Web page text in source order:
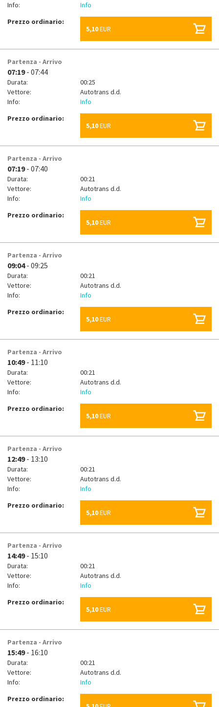
Info:
Info
Prezzo ordinario:
5,10EUR
Partenza - Arrivo
07:19- 07:44
Durata:
00:25
Vettore:
Autotrans d.d.
Info:
Info
Prezzo ordinario:
5,10EUR
Partenza - Arrivo
07:19- 07:40
Durata:
00:21
Vettore:
Autotrans d.d.
Info:
Info
Prezzo ordinario:
5,10EUR
Partenza - Arrivo
09:04- 09:25
Durata:
00:21
Vettore:
Autotrans d.d.
Info:
Info
Prezzo ordinario:
5,10EUR
Partenza - Arrivo
10:49- 11:10
Durata:
00:21
Vettore:
Autotrans d.d.
Info:
Info
Prezzo ordinario:
5,10EUR
Partenza - Arrivo
12:49- 13:10
Durata:
00:21
Vettore:
Autotrans d.d.
Info:
Info
Prezzo ordinario:
5,10EUR
Partenza - Arrivo
14:49- 15:10
Durata:
00:21
Vettore:
Autotrans d.d.
Info:
Info
Prezzo ordinario:
5,10EUR
Partenza - Arrivo
15:49- 16:10
Durata:
00:21
Vettore:
Autotrans d.d.
Info:
Info
Prezzo ordinario: